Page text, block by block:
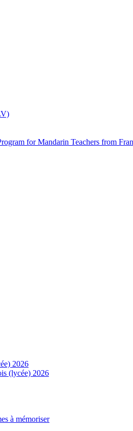
for Mandarin Teachers from
2026
(lycée) 2026
à mémoriser